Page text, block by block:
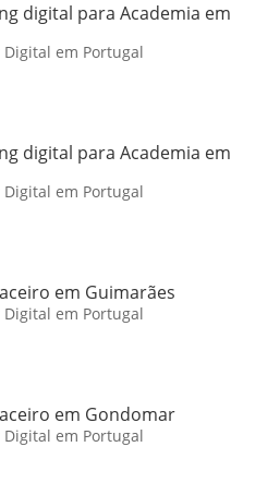
digital para Academia em
em Portugal
digital para Academia em
em Portugal
em Guimarães
em Portugal
em Gondomar
em Portugal